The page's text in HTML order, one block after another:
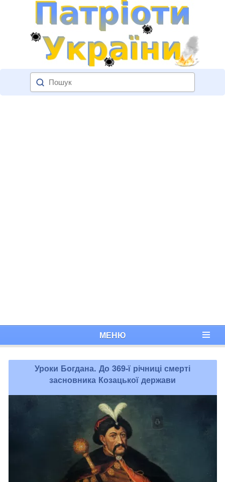
МЕНЮ
Уроки Богдана. До 369-ї річниці смерті
засновника Козацької держави